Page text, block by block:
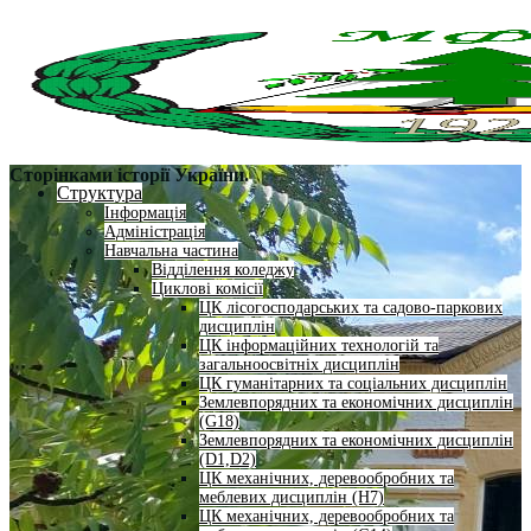
Структура
Інформація
Адміністрація
Навчальна частина
Відділення коледжу
Циклові комісії
ЦК лісогосподарських та садово-паркових
дисциплін
ЦК інформаційних технологій та
загальноосвітніх дисциплін
ЦК гуманітарних та соціальних дисциплін
Землевпорядних та економічних дисциплін
(G18)
Землевпорядних та економічних дисциплін
(D1,D2)
ЦК механічних, деревообробних та
меблевих дисциплін (H7)
ЦК механічних, деревообробних та
Сторінками історії України.